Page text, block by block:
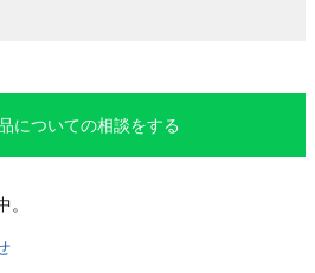
についての相談をする